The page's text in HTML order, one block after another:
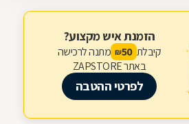
הזמנת איש מקצוע?
קיבלת 50
₪ מתנה לרכישה
באתר ZAPSTORE
לפרטי ההטבה